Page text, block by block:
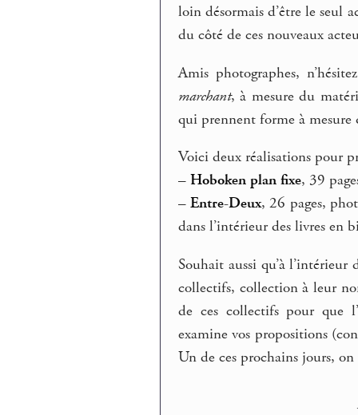
loin désormais d’être le seul
du côté de ces nouveaux
Amis photographes,
marchant, à mesure du
qui prennent forme à mesure
Voici deux réalisations pour
– Hoboken plan fixe, 39
– Entre-Deux, 26 pages,
dans l’intérieur des livres en
Souhait aussi qu’à
collectifs, collection à leur
de ces collectifs pour que
examine vos propositions
Un de ces prochains jours,